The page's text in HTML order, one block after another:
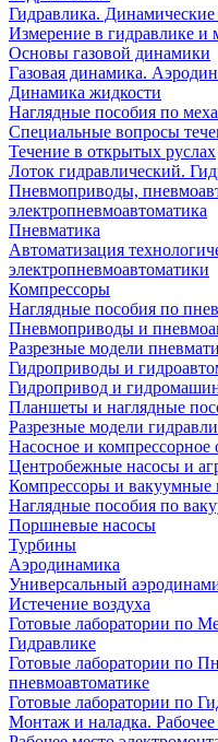
Гидравлика.
Измерение в гидравлике и
Основы газовой динамики
Газовая динамика.
Динамика жидкости
Наглядные пособия по
Специальные вопросы
Течение в открытых руслах
Лоток гидравлический.
Пневмоприводы,
электропневмоавтоматика
Пневматика
Автоматизация
электропневмоавтоматики
Компрессоры
Наглядные пособия по
Пневмоприводы и
Разрезные модели
Гидроприводы и
Гидропривод и
Планшеты и наглядные
Разрезные модели
Насосное и компрессорное
Центробежные насосы и
Компрессоры и вакуумные
Наглядные пособия по
Поршневые насосы
Турбины
Аэродинамика
Универсальный
Истечение воздуха
Готовые лаборатории по
Гидравлике
Готовые лаборатории по
пневмоавтоматике
Готовые лаборатории по
Монтаж и наладка. Рабочее